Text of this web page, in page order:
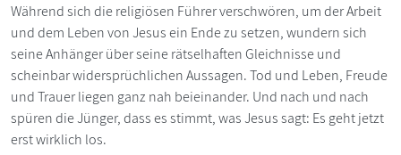
Während sich die religiösen Führer verschwören, um der Arbeit
und dem Leben von Jesus ein Ende zu setzen, wundern sich
seine Anhänger über seine rätselhaften Gleichnisse und
scheinbar widersprüchlichen Aussagen. Tod und Leben, Freude
und Trauer liegen ganz nah beieinander. Und nach und nach
spüren die Jünger, dass es stimmt, was Jesus sagt: Es geht jetzt
erst wirklich los.